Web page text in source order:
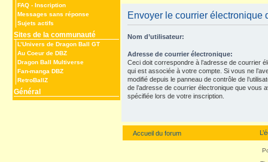
FAQ - Inscription
Messages sans réponse
Sujets actifs
Sites de la communauté
L’Univers de Dragon Ball GT
Au Coeur de DBZ
Dragon Ball Multiverse
Fan-manga DBZ
RetroBallZ
Général
Envoyer le courrier électronique
Nom d’utilisateur:
Adresse de courrier électronique:
Ceci doit correspondre à l’adresse de courrier
qui est associée à votre compte. Si vous ne
modifié depuis le panneau de contrôle de
de l’adresse de courrier électronique que vous
spécifiée lors de votre inscription.
Accueil du forum